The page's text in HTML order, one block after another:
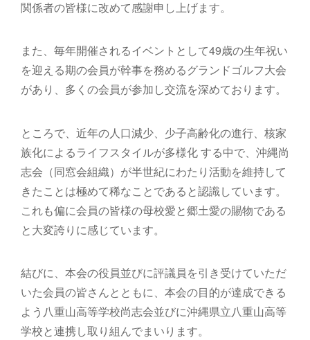
関係者の皆様に改めて感謝申し上げます。
また、毎年開催されるイベントとして49歳の生年祝い
を迎える期の会員が幹事を務めるグランドゴルフ大会
があり、多くの会員が参加し交流を深めております。
ところで、近年の人口減少、少子高齢化の進行、核家
族化によるライフスタイルが多様化 する中で、沖縄尚
志会（同窓会組織）が半世紀にわたり活動を維持して
きたことは極めて稀なことであると認識しています。
これも偏に会員の皆様の母校愛と郷土愛の賜物である
と大変誇りに感じています。
結びに、本会の役員並びに評議員を引き受けていただ
いた会員の皆さんとともに、本会の目的が達成できる
よう八重山高等学校尚志会並びに沖縄県立八重山高等
学校と連携し取り組んでまいります。